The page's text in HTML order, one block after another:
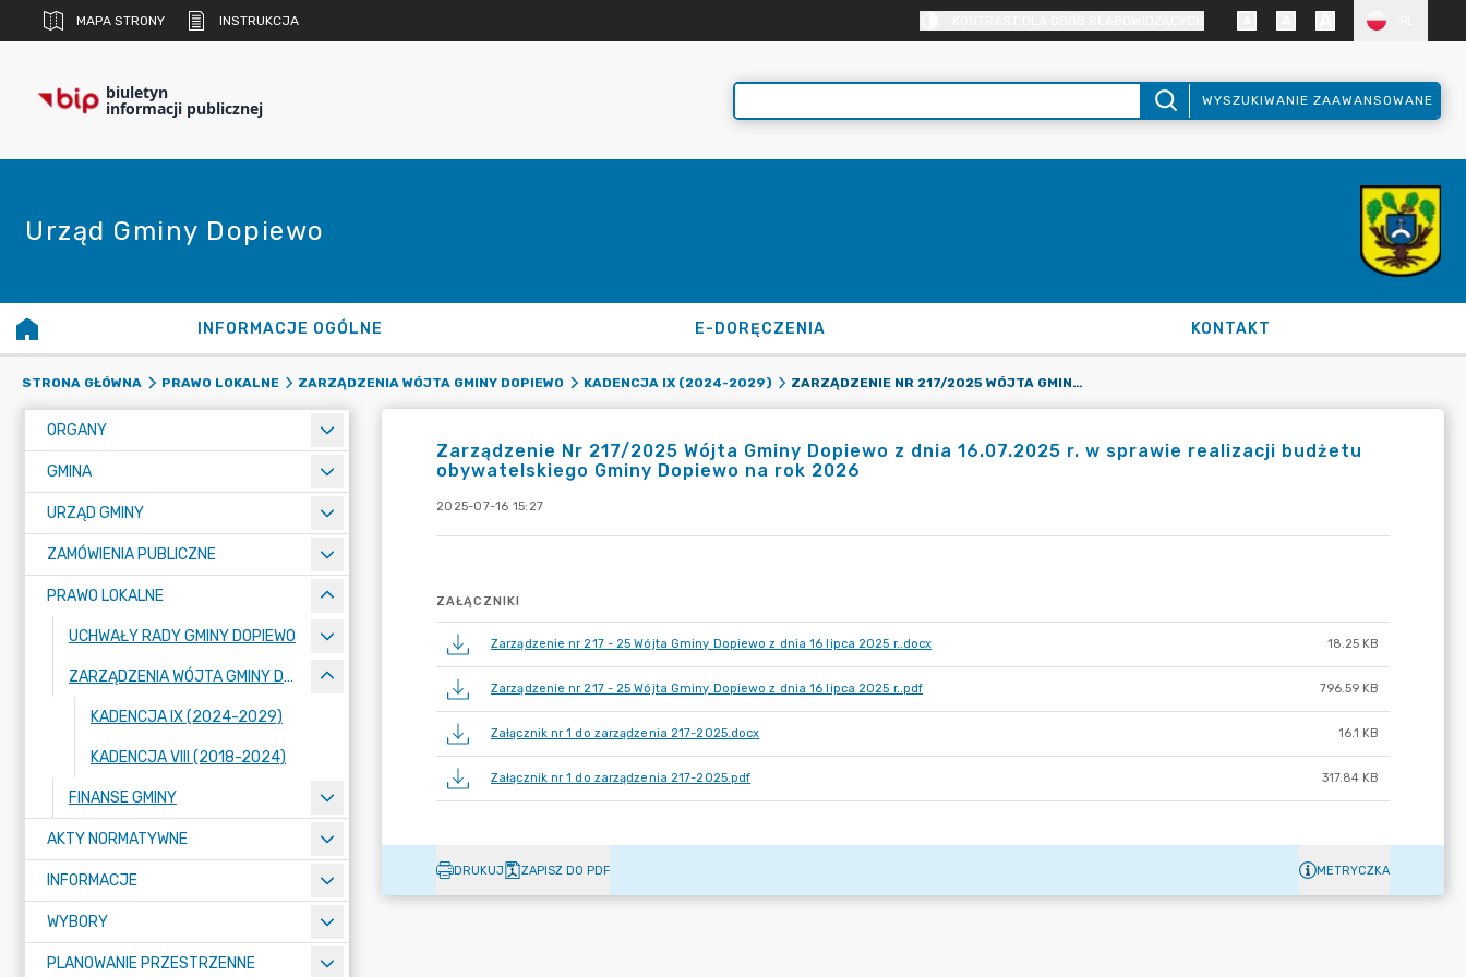
MAPA STRONY INSTRUKCJA
biuletyn
informacji publicznej WYSZUKIWANIE ZAAWANSOWANE
Urząd Gminy Dopiewo
INFORMACJE OGÓLNE E-DORĘCZENIA KONTAKT
STRONA GŁÓWNA PRAWO LOKALNE ZARZĄDZENIA WÓJTA GMINY DOPIEWO KADENCJA IX (2024-2029) ZARZĄDZENIE NR 217/2025 WÓJTA GMINY DOPIEWO Z DNIA 16.07.2025 R. W SPRAWIE REALIZACJI BUDŻETU OBYWATELSKIEGO GMINY DOPIEWO NA ROK 2026
ORGANY
GMINA
URZĄD GMINY
ZAMÓWIENIA PUBLICZNE
PRAWO LOKALNE
UCHWAŁY RADY GMINY DOPIEWO
ZARZĄDZENIA WÓJTA GMINY DOPIEWO
KADENCJA IX (2024-2029)
KADENCJA VIII (2018-2024)
FINANSE GMINY
AKTY NORMATYWNE
INFORMACJE
WYBORY
PLANOWANIE PRZESTRZENNE
Zarządzenie Nr 217/2025 Wójta Gminy Dopiewo z dnia 16.07.2025 r. w sprawie realizacji budżetu
obywatelskiego Gminy Dopiewo na rok 2026
2025-07-16 15:27
ZAŁĄCZNIKI
Zarządzenie nr 217 - 25 Wójta Gminy Dopiewo z dnia 16 lipca 2025 r..docx 18.25 KB
Zarządzenie nr 217 - 25 Wójta Gminy Dopiewo z dnia 16 lipca 2025 r..pdf 796.59 KB
Załącznik nr 1 do zarządzenia 217-2025.docx 16.1 KB
Załącznik nr 1 do zarządzenia 217-2025.pdf 317.84 KB
DRUKUJ ZAPISZ DO PDF METRYCZKA